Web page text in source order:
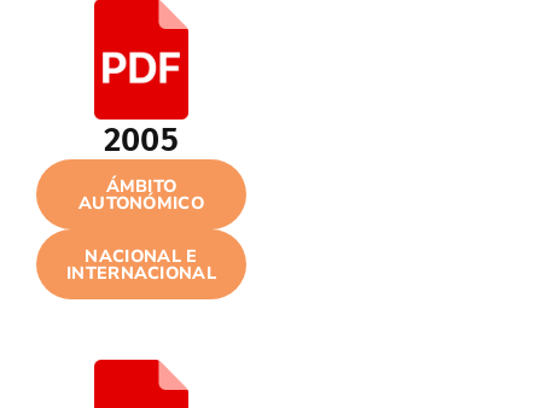
2005
ÁMBITO
AUTONÓMICO
NACIONAL E
INTERNACIONAL